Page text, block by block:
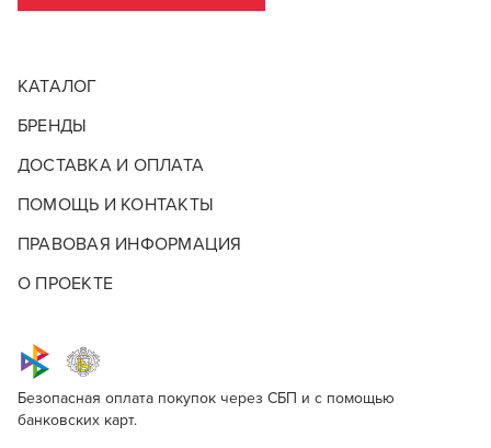
КАТАЛОГ
БРЕНДЫ
ДОСТАВКА И ОПЛАТА
ПОМОЩЬ И КОНТАКТЫ
ПРАВОВАЯ ИНФОРМАЦИЯ
О ПРОЕКТЕ
Безопасная оплата покупок через СБП и с помощью
банковских карт.
BaByliss Pro Clipper Blade BaByliss Skeleton